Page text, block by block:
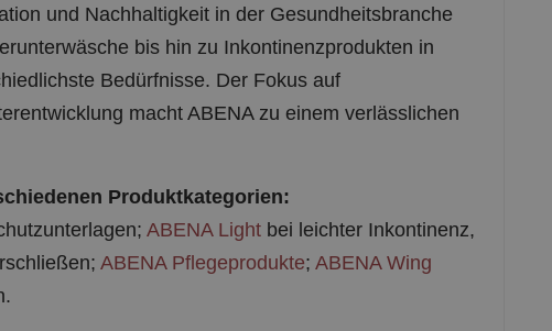
und Nachhaltigkeit in der Gesundheitsbranche
bis hin zu Inkontinenzprodukten in
Bedürfnisse. Der Fokus auf
macht ABENA zu einem verlässlichen
Produktkategorien:
ABENA Lightbei leichter Inkontinenz,
ABENA Pflegeprodukte; ABENA Wing